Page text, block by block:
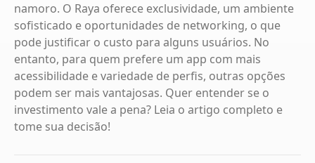
namoro. O Raya oferece exclusividade, um ambiente
sofisticado e oportunidades de networking, o que
pode justificar o custo para alguns usuários. No
entanto, para quem prefere um app com mais
acessibilidade e variedade de perfis, outras opções
podem ser mais vantajosas. Quer entender se o
investimento vale a pena? Leia o artigo completo e
tome sua decisão!